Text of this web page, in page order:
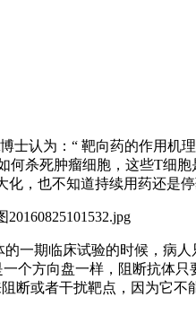
士认为：“ 靶向药的作用
杀死肿瘤细胞，这些T细
，也不知道持续用药还是
一期临床试验的时候，病
个方向盘一样，阻断抗体
或者干扰靶点，因为它不